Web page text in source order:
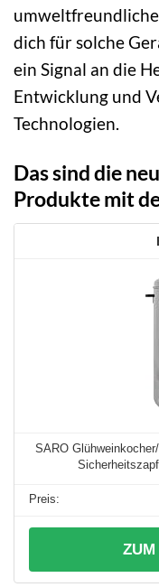
dich für solche
ein Signal an die
Entwicklung und
Technologien.
Das sind die
Produkte mit
SARO